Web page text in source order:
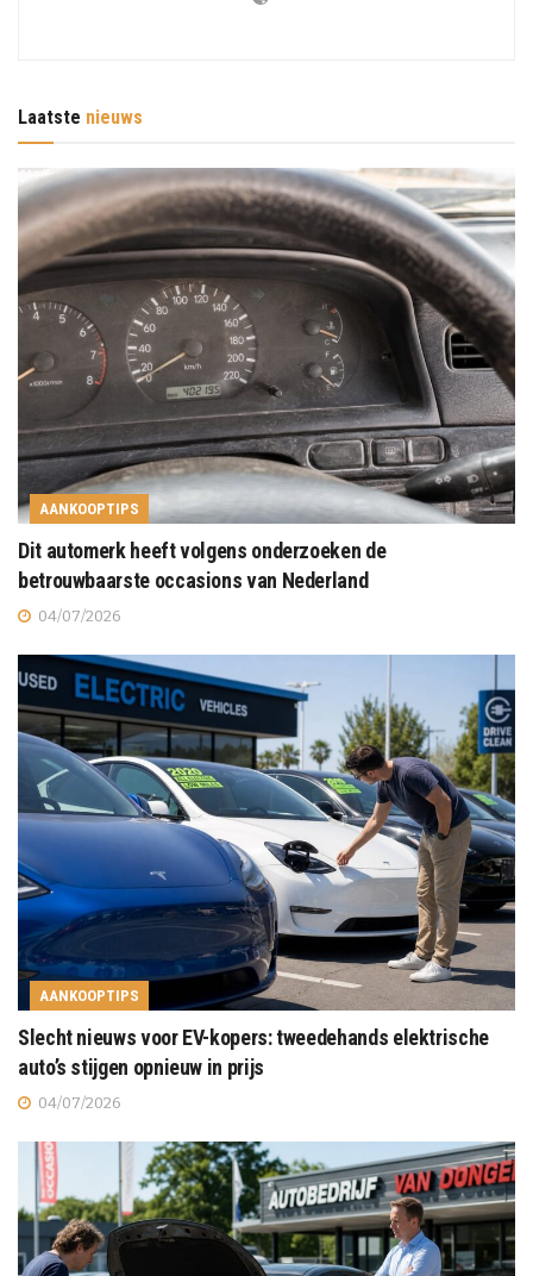
Laatste nieuws
AANKOOPTIPS
Dit automerk heeft volgens onderzoeken de
betrouwbaarste occasions van Nederland
04/07/2026
AANKOOPTIPS
Slecht nieuws voor EV-kopers: tweedehands elektrische
auto’s stijgen opnieuw in prijs
04/07/2026